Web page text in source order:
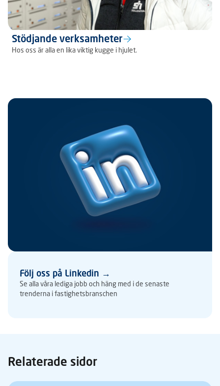
Stödjande verksamheter
Hos oss är alla en lika viktig kugge i hjulet.
Följ oss på Linkedin →
Se alla våra lediga jobb och häng med i de senaste
trenderna i fastighetsbranschen
Relaterade sidor